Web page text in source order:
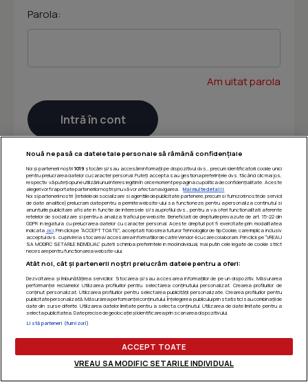
Parola:
Am uitat parola
Nouă ne pasă ca datele tale personale să rămână confidențiale
Noi și partenerii noștri 1019stocăm și/sau accesăm informații pe dispozitivul dvs., precum identificatorii cookie unici
pentru prelucrarea datelor cu caracter personal. Puteți accepta sau gestiona preferințele dvs. făcând clic mai jos,
respectiv vă puteți opune utilizării unui interes legitim în orice moment pe pagina cu politica de confidențialitate. Aceste
alegeri vor fi raportate partenerilor noștri și nu vă vor afecta navigarea.
Mai multe detalii
Noi si partenerii nostri (retelele de socializare si agentiile de publicitate partenere, precum si furnizorii nostri de servicii
de date analitice) prelucram date pentru a permite website-ului sa functioneze, pentru a personaliza continutul si
anunturile publicitare afisate in functie de interesele si/sau profilul dvs., pentru a va oferi functionalitati aferente
retelelor de socializare si pentru a analiza traficul pe website. Beneficiati de drepturile prevazute de art. 15-22 din
GDPR in legatura cu prelucrarea datelor cu caracter personal. Aceste drepturi pot fi exercitate prin modalitatea
indicata aici. Prin click pe “ACCEPT TOATE”, acceptati folosirea tuturor Tehnologiilor de tip Cookie, care implica inclusiv
acceptul dvs. cu privire la stocarea/accesarea informatiilor de catre Vendor-ii cu care colaboram. Prin click pe “VREAU
SA MODIFIC SETARILE INDIVIDUAL” puteti schimba preferintele in mod individual, mai putin cele legate de cookie strict
necesare pentru functionarea website-ului.
Atât noi, cât și partenerii noștri prelucrăm datele pentru a oferi:
Dezvoltarea și îmbunătățirea serviciilor. Stocarea și/sau accesarea informațiilor de pe un dispozitiv. Măsurarea
performanței reclamelor. Utilizarea profilurilor pentru selectarea conținutului personalizat. Crearea profilurilor de
conținut personalizat. Utilizarea profilurilor pentru selectarea publicității personalizate. Crearea profilurilor pentru
publicitate personalizată. Măsurarea performanței conținutului. Înțelegerea publicului prin statistici sau combinații de
date din surse diferite. Utilizarea datelor limitate pentru a selecta conținutul. Utilizarea de date limitate pentru a
selecta publicitatea. Date precise de geolocație și identificarea prin scanarea dispozitivului.
Listă parteneri (furnizori)
ACCEPT TOATE
VREAU SA MODIFIC SETARILE INDIVIDUAL